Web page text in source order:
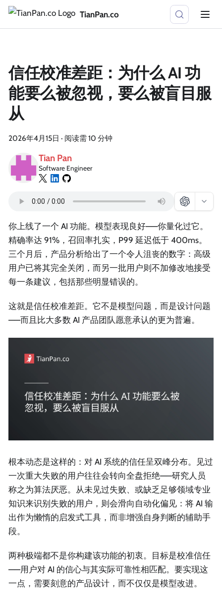
TianPan.co
信任校准差距：为什么 AI 功
能要么被忽视，要么被盲目服
从
2026年4月15日 · 阅读需 10 分钟
Tian Pan
Software Engineer
你上线了一个 AI 功能。模型表现良好——你量化过它。
精确率达 91%，召回率扎实，P99 延迟低于 400ms。
三个月后，产品分析给出了一个令人沮丧的数字：高级
用户已将其完全关闭，而另一批用户则不加修改地接受
每一条建议，包括那些明显错误的。
这就是信任校准差距。它不是模型问题，而是设计问题
——而且比大多数 AI 产品团队愿意承认的更为普遍。
根本动态是这样的：对 AI 系统的信任呈双峰分布。见过
一次重大失败的用户往往会转向全盘拒绝——研究人员
称之为算法厌恶。从未见过失败、或缺乏足够领域专业
知识来识别失败的用户，则会滑向自动化偏见：将 AI 输
出作为懒惰的启发式工具，而非增强自身判断的辅助手
段。
两种极端都不是你构建该功能的初衷。目标是校准信任
——用户对 AI 的信心与其实际可靠性相匹配。要实现这
一点，需要刻意的产品设计，而不仅仅是模型改进。